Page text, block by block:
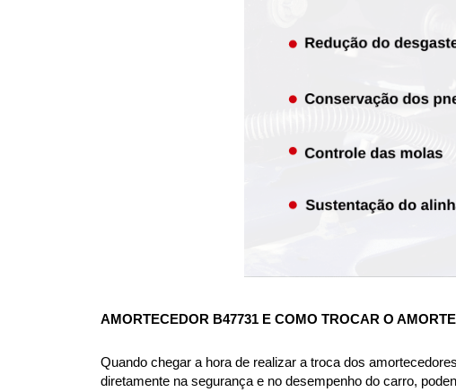
AMORTECEDOR B47731 E COMO TROCAR O
Quando chegar a hora de realizar a troca dos
diretamente na segurança e no desempenho do carro,